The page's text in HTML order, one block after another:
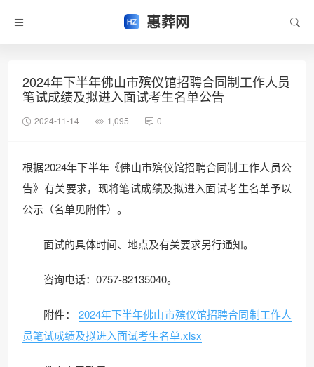
惠葬网
2024年下半年佛山市殡仪馆招聘合同制工作人员
笔试成绩及拟进入面试考生名单公告
2024-11-14 1,095 0
根据2024年下半年《佛山市殡仪馆招聘合同制工作人员公
告》有关要求，现将笔试成绩及拟进入面试考生名单予以
公示（名单见附件）。
面试的具体时间、地点及有关要求另行通知。
咨询电话：0757-82135040。
附件：
2024年下半年佛山市殡仪馆招聘合同制工作人
员笔试成绩及拟进入面试考生名单.xlsx